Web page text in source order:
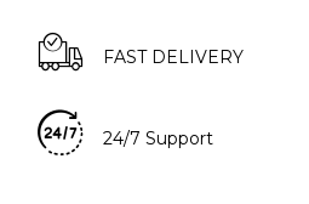
FAST DELIVERY
24/7 Support